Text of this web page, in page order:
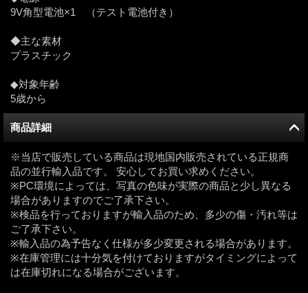
9V角型電池×1 （テスト電池付き）
◆主な素材
プラスチック
◆対象年齢
5歳から
商品詳細
※当店で販売している商品は現地国内販売されている正規商
品の並行輸入品です。 安心してお買い求めください。
※PC環境によっては、写真の色味が実際の商品と少し異なる
場合がありますのでご了承下さい。
※検品を行っておりますが輸入品のため、多少の傷・汚れ等は
ご了承下さい。
※輸入品の為予告なく仕様が多少変更される場合があります。
※在庫管理には十分気を付けておりますがタイミングによって
は在庫切れになる場合がございます。